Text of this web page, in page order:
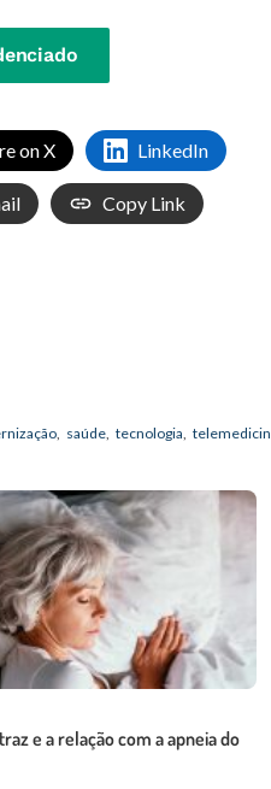
on X LinkedIn
Copy Link
, saúde, tecnologia,
e a relação com a apneia do